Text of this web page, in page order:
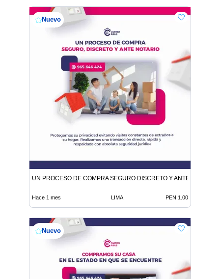
Nuevo
UN PROCESO DE COMPRA SEGURO DISCRETO Y ANTE NOTARIO
Hace 1 mes LIMA PEN 1.00
Nuevo